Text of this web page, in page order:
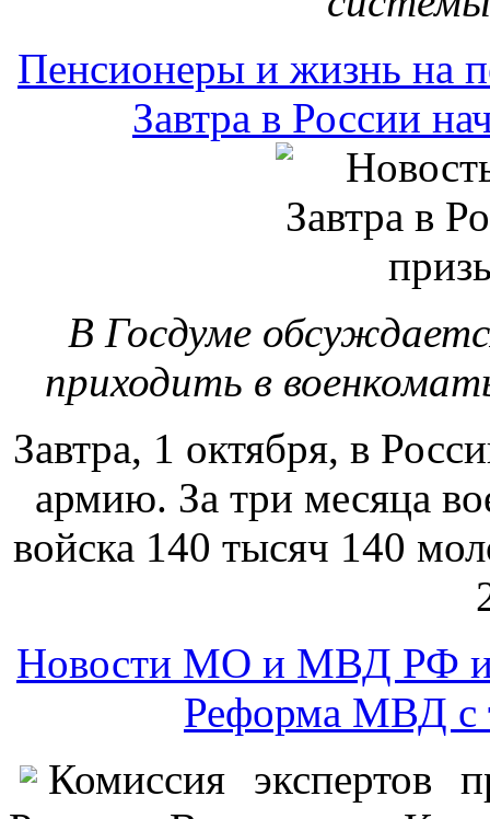
В Госдуме
приходить в
Завтра, 1 октября, в
армию. За три месяца
войска 140 тысяч 140
Новости МО и МВД РФ
Реформа МВД с
Комиссия экспертов
России Владимире
глубокого
«Дорожная карта».
Просто специалисты
реформа МВД
спасать.